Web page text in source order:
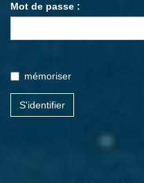
Mot de passe :
mémoriser
S'identifier